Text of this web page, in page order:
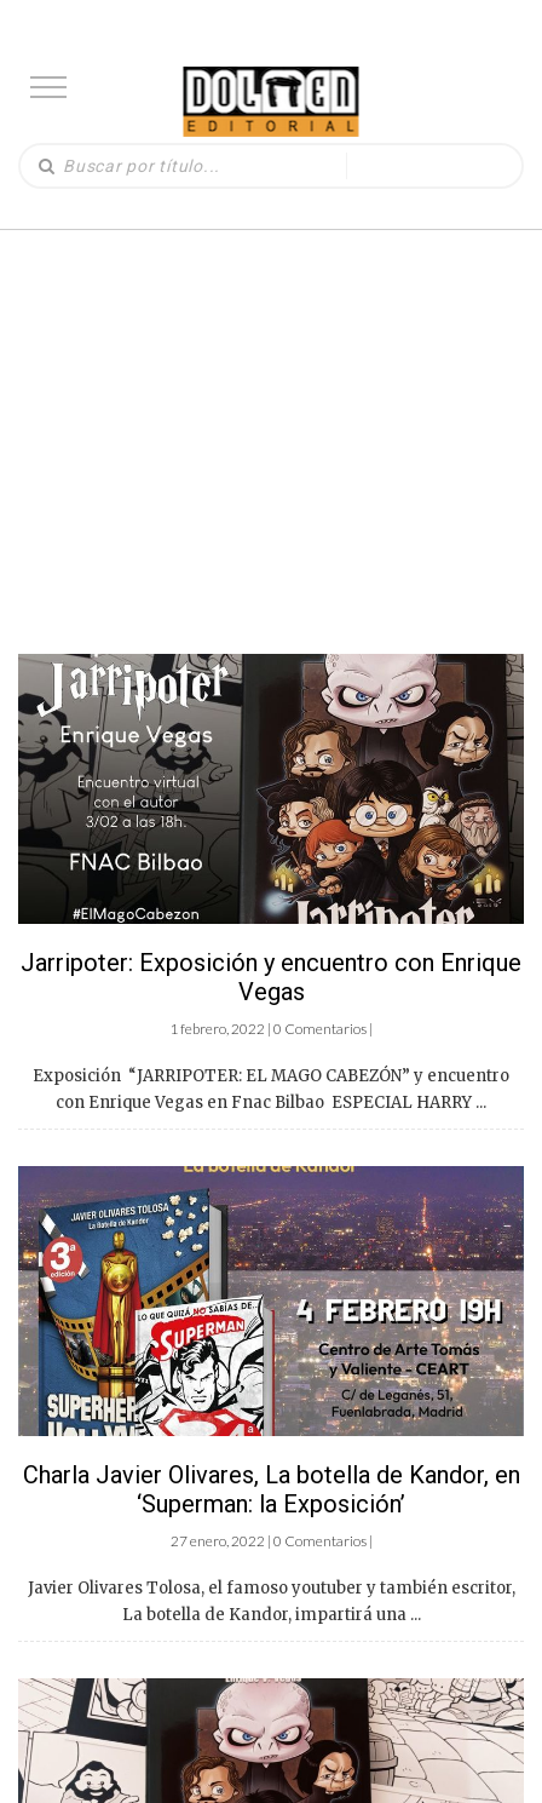
Jarripoter: Exposición y encuentro con Enrique
Vegas
1 febrero, 2022 | 0 Comentarios |
Exposición “JARRIPOTER: EL MAGO CABEZÓN” y encuentro
con Enrique Vegas en Fnac Bilbao ESPECIAL HARRY ...
Charla Javier Olivares, La botella de Kandor, en
‘Superman: la Exposición’
27 enero, 2022 | 0 Comentarios |
Javier Olivares Tolosa, el famoso youtuber y también escritor,
La botella de Kandor, impartirá una ...